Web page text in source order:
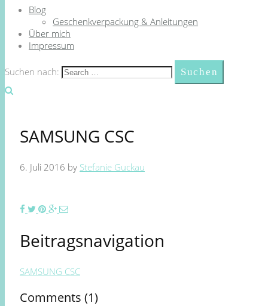
Blog
Geschenkverpackung & Anleitungen
Über mich
Impressum
Suchen nach:
SAMSUNG CSC
6. Juli 2016 by Stefanie Guckau
Beitragsnavigation
SAMSUNG CSC
Comments (1)